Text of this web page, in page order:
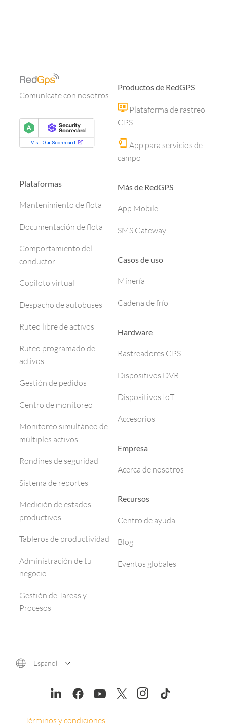
Comunícate con nosotros
Plataformas
Mantenimiento de flota
Documentación de flota
Comportamiento del
conductor
Copiloto virtual
Despacho de autobuses
Ruteo libre de activos
Ruteo programado de
activos
Gestión de pedidos
Centro de monitoreo
Monitoreo simultáneo de
múltiples activos
Rondines de seguridad
Sistema de reportes
Medición de estados
productivos
Tableros de productividad
Administración de tu
negocio
Gestión de Tareas y
Procesos
Productos de RedGPS
Plataforma de rastreo
GPS
App para servicios de
campo
Más de RedGPS
App Mobile
SMS Gateway
Casos de uso
Minería
Cadena de frío
Hardware
Rastreadores GPS
Dispositivos DVR
Dispositivos IoT
Accesorios
Empresa
Acerca de nosotros
Recursos
Centro de ayuda
Blog
Eventos globales
Español
Términos y condiciones